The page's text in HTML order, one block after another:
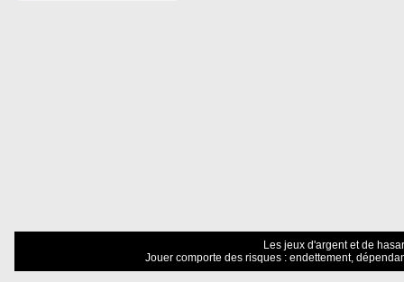
Les jeux d'argent et de
Jouer comporte des risques : endettement,